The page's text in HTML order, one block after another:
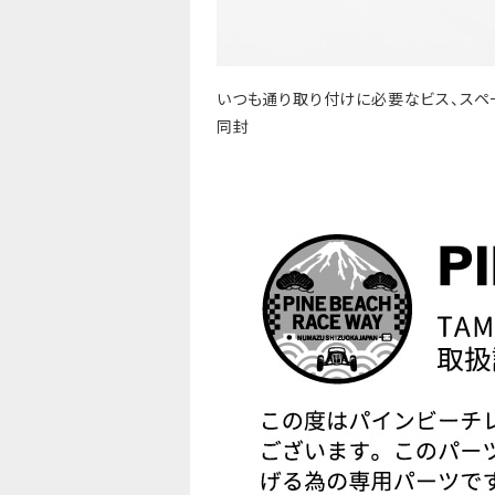
いつも通り取り付けに必要なビス、ス
同封